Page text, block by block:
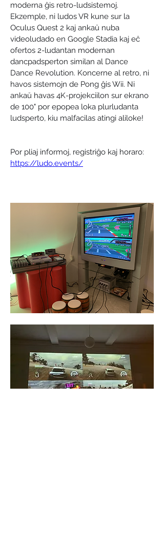
moderna ĝis retro-ludsistemoj.
Ekzemple, ni ludos VR kune sur la
Oculus Quest 2 kaj ankaŭ nuba
videoludado en Google Stadia kaj eĉ
ofertos 2-ludantan modernan
dancpadsperton similan al Dance
Dance Revolution. Koncerne al retro, ni
havos sistemojn de Pong ĝis Wii. Ni
ankaŭ havas 4K-projekciilon sur ekrano
de 100" por epopea loka plurludanta
ludsperto, kiu malfacilas atingi aliloke!
Por pliaj informoj, registriĝo kaj horaro:
https://ludo.events/